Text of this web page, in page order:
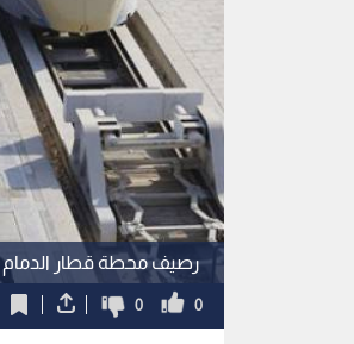
رصيف محطة قطار الدمام
0
0